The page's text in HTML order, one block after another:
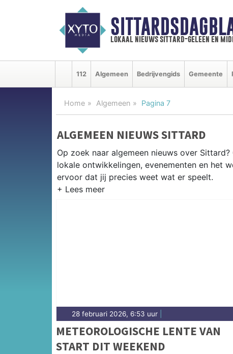
lokaal nieuws sittard-geleen en
112 Algemeen Bedrijvengids Gemeente
Home Algemeen Pagina 7
ALGEMEEN NIEUWS SITTARD
Op zoek naar algemeen nieuws over
lokale ontwikkelingen, evenementen en het
ervoor dat jij precies weet wat er speelt.
Van werkzaamheden op de A2 en de
weersbericht voor Midden-Limburg rondom
28 februari 2026, 6:53 uur
METEOROLOGISCHE LENTE VAN
START DIT WEEKEND